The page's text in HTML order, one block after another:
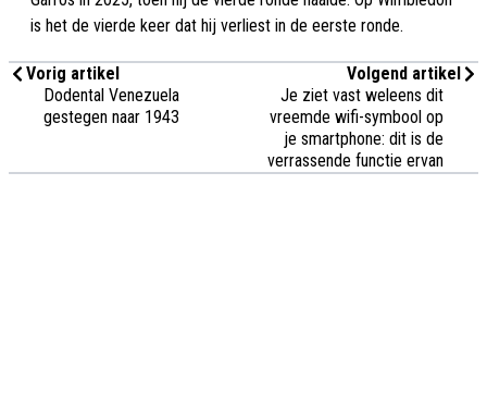
is het de vierde keer dat hij verliest in de eerste ronde.
Vorig artikel
Dodental Venezuela
gestegen naar 1943
Volgend artikel
Je ziet vast weleens dit
vreemde wifi-symbool op
je smartphone: dit is de
verrassende functie ervan